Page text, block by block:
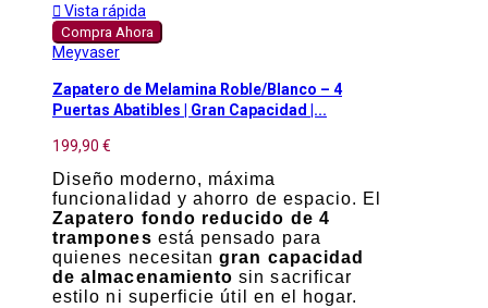
 Vista rápida
Compra Ahora
Meyvaser
Zapatero de Melamina Roble/Blanco – 4
Puertas Abatibles | Gran Capacidad |...
199,90 €
Diseño moderno, máxima
funcionalidad y ahorro de espacio. El
Zapatero fondo reducido de 4
trampones está pensado para
quienes necesitangran capacidad
de almacenamiento sin sacrificar
estilo ni superficie útil en el hogar.